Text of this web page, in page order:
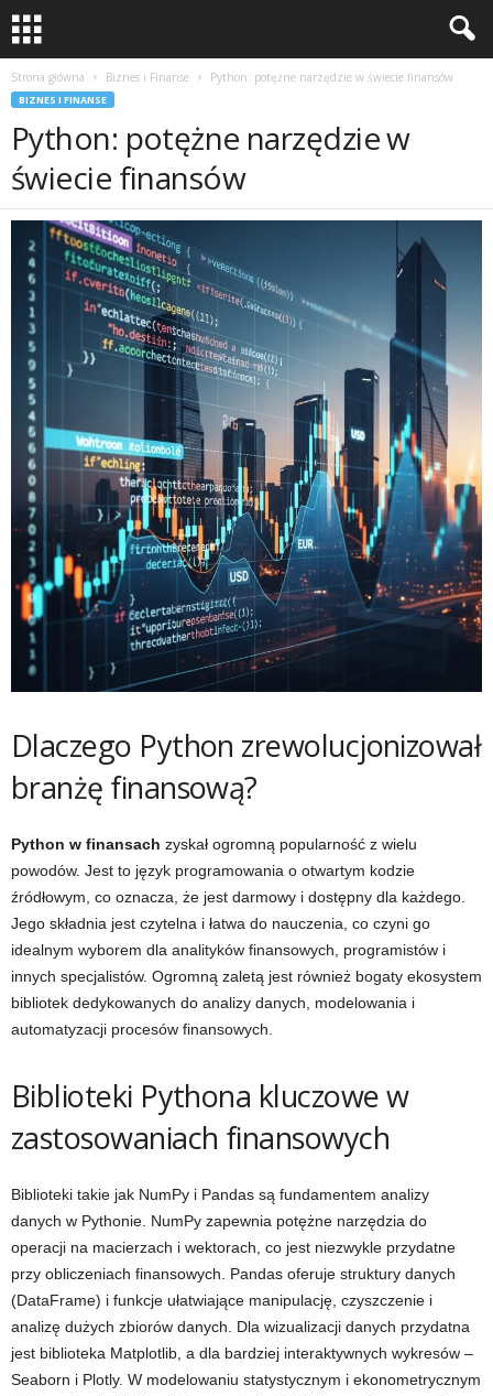
Strona główna Biznes i Finanse Python: potężne narzędzie w świecie finansów
BIZNES I FINANSE
Python: potężne narzędzie w
świecie finansów
Dlaczego Python zrewolucjonizował
branżę finansową?
Python w finansach zyskał ogromną popularność z wielu
powodów. Jest to język programowania o otwartym kodzie
źródłowym, co oznacza, że jest darmowy i dostępny dla każdego.
Jego składnia jest czytelna i łatwa do nauczenia, co czyni go
idealnym wyborem dla analityków finansowych, programistów i
innych specjalistów. Ogromną zaletą jest również bogaty ekosystem
bibliotek dedykowanych do analizy danych, modelowania i
automatyzacji procesów finansowych.
Biblioteki Pythona kluczowe w
zastosowaniach finansowych
Biblioteki takie jak NumPy i Pandas są fundamentem analizy
danych w Pythonie. NumPy zapewnia potężne narzędzia do
operacji na macierzach i wektorach, co jest niezwykle przydatne
przy obliczeniach finansowych. Pandas oferuje struktury danych
(DataFrame) i funkcje ułatwiające manipulację, czyszczenie i
analizę dużych zbiorów danych. Dla wizualizacji danych przydatna
jest biblioteka Matplotlib, a dla bardziej interaktywnych wykresów –
Seaborn i Plotly. W modelowaniu statystycznym i ekonometrycznym